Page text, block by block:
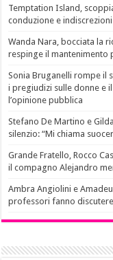
Temptation Island,
conduzione e
Wanda Nara, bocciata la
respinge il mantenimento
Sonia Bruganelli rompe il
i pregiudizi sulle donne e
l’opinione pubblica
Stefano De Martino e
silenzio: “Mi chiama
Grande Fratello, Rocco
il compagno Alejandro
Ambra Angiolini e
professori fanno